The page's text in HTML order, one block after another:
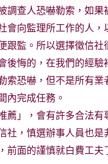
調查人恐嚇勒索，如果
會向監理所工作的人，
跟監。所以選擇徵信社
後悔的，在我們的經驗
索恐嚇，但不是所有業
內完成任務。
薦」，會有許多合法有
社，慎選辦事人員也
前面的謹慎就白費工夫